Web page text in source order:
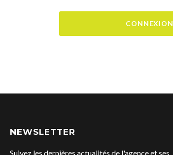
CONNEXION
NEWSLETTER
Suivez les dernières actualités de l'agence et ses